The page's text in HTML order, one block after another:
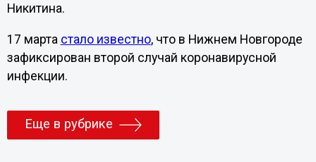
Никитина.
17 марта стало известно, что в Нижнем Новгороде
зафиксирован второй случай коронавирусной
инфекции.
Еще в рубрике